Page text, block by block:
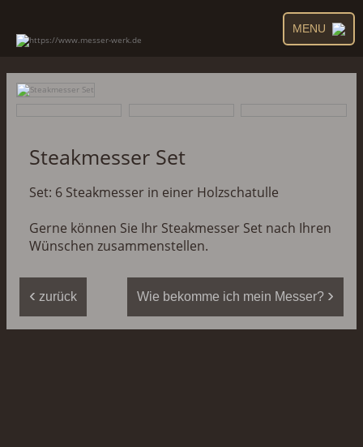
MENU
Steakmesser Set
Set: 6 Steakmesser in einer Holzschatulle
Gerne können Sie Ihr Steakmesser Set nach Ihren
Wünschen zusammenstellen.
‹ zurück Wie bekomme ich mein Messer? ›